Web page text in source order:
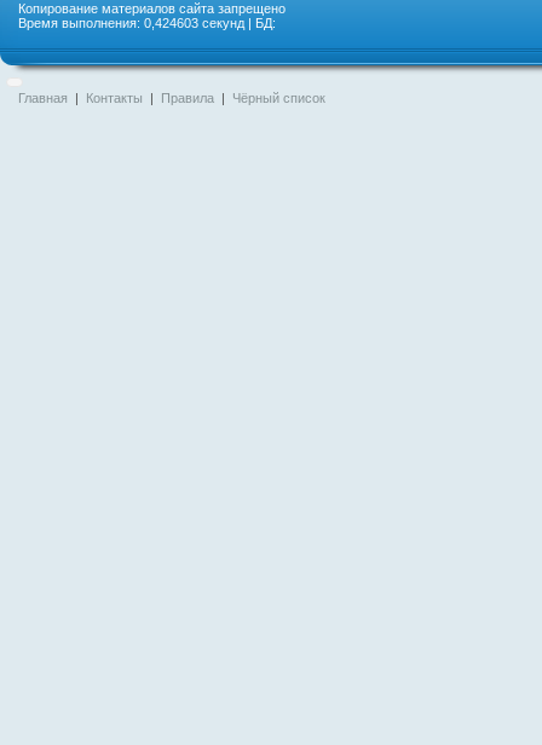
Копирование материалов сайта запрещено
Время выполнения: 0,424603 секунд | БД:
Главная | Контакты | Правила | Чёрный список